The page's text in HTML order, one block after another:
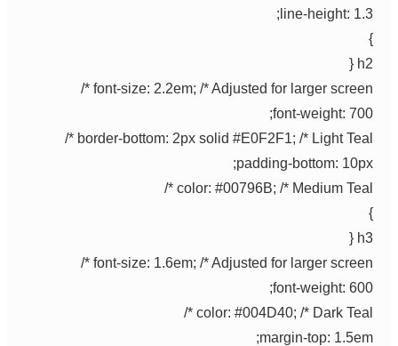
line-height:
font-size: 2.2em; /* Adjusted for larger screen
font-weight:
border-bottom: 2px solid #E0F2F1; /* Light Teal
padding-bottom:
color: #00796B; /* Medium Teal
font-size: 1.6em; /* Adjusted for larger screen
font-weight:
color: #004D40; /* Dark Teal
margin-top: